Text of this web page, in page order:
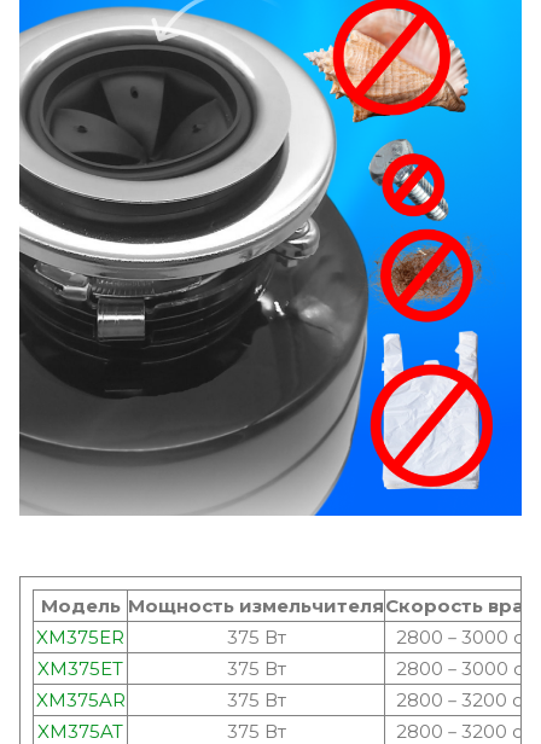
Модель Мощность измельчителяСкорость
XM375ER
375 Вт
2800－3000
XM375ET
375 Вт
2800－3000
XM375AR
375 Вт
2800－3200
XM375AT
375 Вт
2800－3200